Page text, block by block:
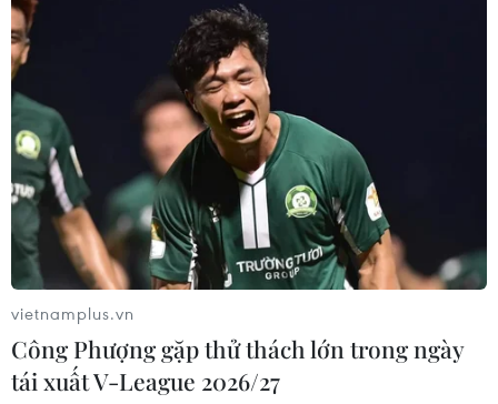
vietnamplus.vn
Công Phượng gặp thử thách lớn trong ngày
tái xuất V-League 2026/27